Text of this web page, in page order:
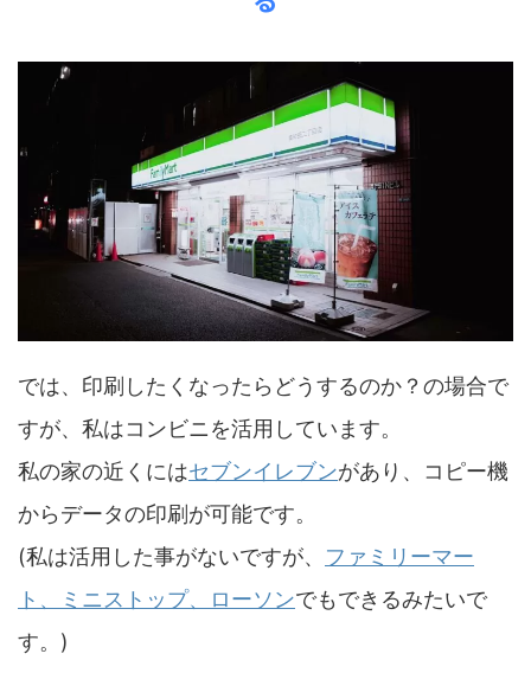
では、印刷したくなったらどうするのか？の場合で
すが、私はコンビニを活用しています。
私の家の近くにはセブンイレブンがあり、コピー機
からデータの印刷が可能です。
(私は活用した事がないですが、 ファミリーマー
ト、ミニストップ、ローソンでもできるみたいで
す。)